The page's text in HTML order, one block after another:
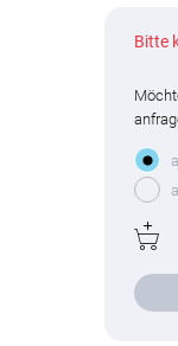
Bitte